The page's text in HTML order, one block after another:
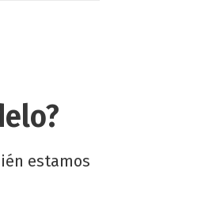
estamos